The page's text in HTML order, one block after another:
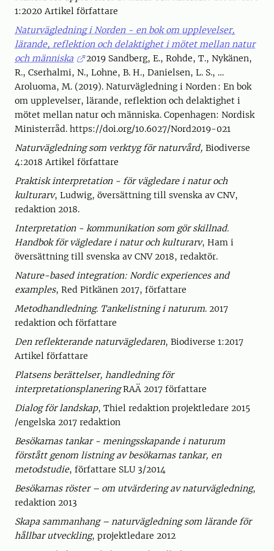
1:2020 Artikel författare
Naturvägledning i Norden - en bok om upplevelser,
lärande, reflektion och delaktighet i mötet mellan natur
och människa
2019 Sandberg, E., Rohde, T., Nykänen,
R., Cserhalmi, N., Lohne, B. H., Danielsen, L. S., …
Aroluoma, M. (2019). Naturvägledning i Norden : En bok
om upplevelser, lärande, reflektion och delaktighet i
mötet mellan natur och människa. Copenhagen: Nordisk
Ministerråd. https://doi.org/10.6027/Nord2019-021
Naturvägledning som verktyg för naturvård, Biodiverse
4:2018 Artikel författare
Praktisk interpretation - för vägledare i natur och
kulturarv, Ludwig, översättning till svenska av CNV,
redaktion 2018.
Interpretation - kommunikation som gör skillnad.
Handbok för vägledare i natur och kulturarv, Ham i
översättning till svenska av CNV 2018, redaktör.
Nature-based integration: Nordic experiences and
examples, Red Pitkänen 2017, författare
Metodhandledning. Tankelistning i naturum. 2017
redaktion och författare
Den reflekterande naturvägledaren, Biodiverse 1:2017
Artikel författare
Platsens berättelser, handledning för
interpretationsplaneringRAÄ 2017 författare
Dialog för landskap, Thiel redaktion projektledare 2015
/engelska 2017 redaktion
Besökarnas tankar - meningsskapande i naturum
förstått genom listning av besökarnas tankar, en
metodstudie, författare SLU 3/2014
Besökarnas röster – om utvärdering av naturvägledning,
redaktion 2013
Skapa sammanhang – naturvägledning som lärande för
hållbar utveckling, projektledare 2012